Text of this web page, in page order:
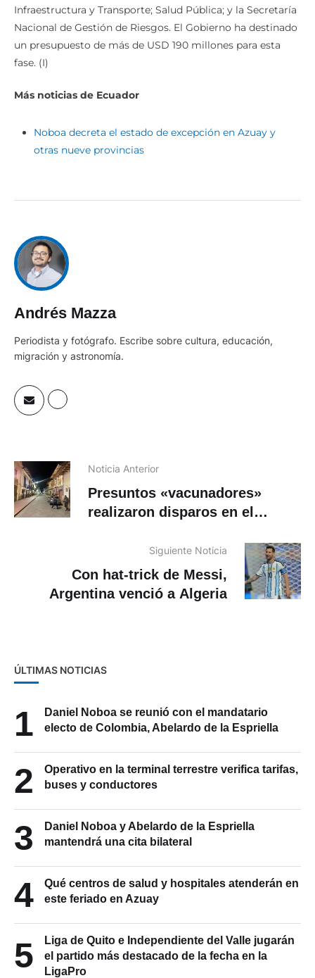
Infraestructura y Transporte; Salud Pública; y la Secretaría
Nacional de Gestión de Riesgos. El Gobierno ha destinado
un presupuesto de más de USD 190 millones para esta
fase. (I)
Más noticias de Ecuador
Noboa decreta el estado de excepción en Azuay y
otras nueve provincias
Andrés Mazza
Periodista y fotógrafo. Escribe sobre cultura, educación,
migración y astronomía.
Noticia Anterior
Presuntos «vacunadores»
realizaron disparos en el
Siguiente Noticia
Con hat-trick de Messi,
Argentina venció a Algeria
ÚLTIMAS NOTICIAS
1
Daniel Noboa se reunió con el mandatario
electo de Colombia, Abelardo de la Espriella
2
Operativo en la terminal terrestre verifica tarifas,
buses y conductores
3
Daniel Noboa y Abelardo de la Espriella
mantendrá una cita bilateral
4
Qué centros de salud y hospitales atenderán en
este feriado en Azuay
5
Liga de Quito e Independiente del Valle jugarán
el partido más destacado de la fecha en la
LigaPro